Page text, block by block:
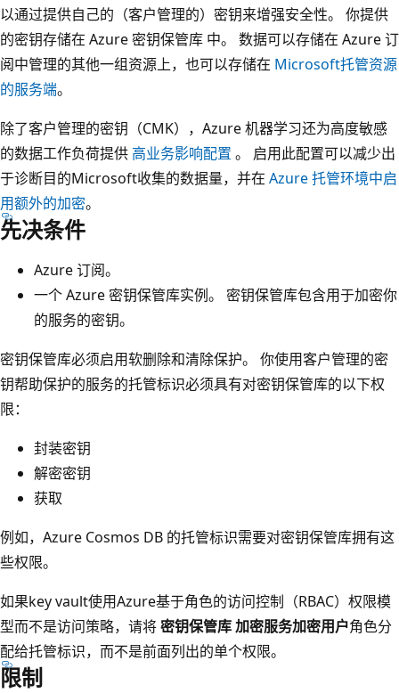
以通过提供自己的（客户管理的）密钥来增强安全性。 你提供
的密钥存储在 Azure 密钥保管库 中。 数据可以存储在 Azure 订
阅中管理的其他一组资源上，也可以存储在 Microsoft托管资源
的服务端。
除了客户管理的密钥（CMK），Azure 机器学习还为高度敏感
的数据工作负荷提供 高业务影响配置 。 启用此配置可以减少出
于诊断目的Microsoft收集的数据量，并在 Azure 托管环境中启
用额外的加密。
先决条件
Azure 订阅。
一个 Azure 密钥保管库实例。 密钥保管库包含用于加密你
的服务的密钥。
密钥保管库必须启用软删除和清除保护。 你使用客户管理的密
钥帮助保护的服务的托管标识必须具有对密钥保管库的以下权
限：
封装密钥
解密密钥
获取
例如，Azure Cosmos DB 的托管标识需要对密钥保管库拥有这
些权限。
如果key vault使用Azure基于角色的访问控制（RBAC）权限模
型而不是访问策略，请将密钥保管库 加密服务加密用户角色分
配给托管标识，而不是前面列出的单个权限。
限制